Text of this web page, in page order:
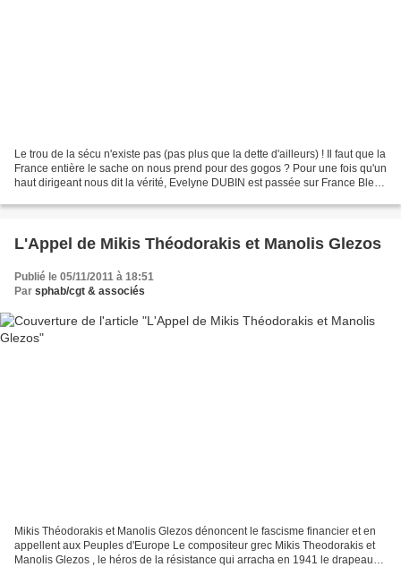
Le trou de la sécu n'existe pas (pas plus que la dette d'ailleurs) ! Il faut que la
France entière le sache on nous prend pour des gogos ? Pour une fois qu'un
haut dirigeant nous dit la vérité, Evelyne DUBIN est passée sur France Bleue
L'Appel de Mikis Théodorakis et Manolis Glezos
Publié le 05/11/2011 à 18:51
Par sphab/cgt & associés
Mikis Théodorakis et Manolis Glezos dénoncent le fascisme financier et en
appellent aux Peuples d'Europe Le compositeur grec Mikis Theodorakis et
Manolis Glezos , le héros de la résistance qui arracha en 1941 le drapeau